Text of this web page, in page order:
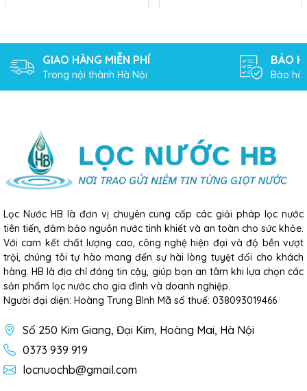
chọn thông minh và đáng tin cậy cho gia đình và văn
phòng. Với thiết kế hiện đại, tính năng tiện lợi, an toàn và
GIAO HÀNG MIỄN PHÍ
Trong nội thành Hà Nội
BẢO
Bảo
Lọc Nước HB là đơn vị chuyên cung cấp các giải pháp lọc nước
tiên tiến, đảm bảo nguồn nước tinh khiết và an toàn cho sức khỏe.
Với cam kết chất lượng cao, công nghệ hiện đại và độ bền vượt
trội, chúng tôi tự hào mang đến sự hài lòng tuyệt đối cho khách
hàng. HB là địa chỉ đáng tin cậy, giúp bạn an tâm khi lựa chọn các
sản phẩm lọc nước cho gia đình và doanh nghiệp.
Người đại diện: Hoàng Trung Bình Mã số thuế: 038093019466
Số 250 Kim Giang, Đại Kim, Hoàng Mai, Hà Nội
0373 939 919
locnuochb@gmail.com